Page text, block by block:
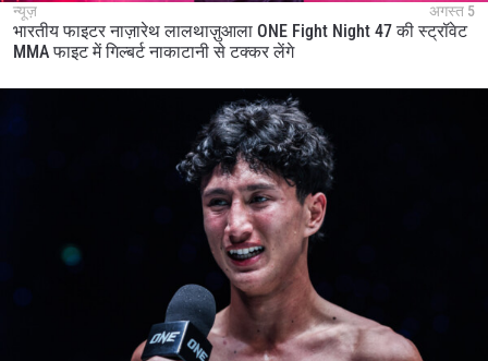
न्यूज़ अगस्त 5
भारतीय फाइटर नाज़ारेथ लालथाज़ुआला ONE Fight Night 47 की स्ट्रॉवेट
MMA फाइट में गिल्बर्ट नाकाटानी से टक्कर लेंगे